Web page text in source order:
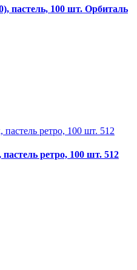
пастель, 100 шт. Орбиталь
ретро, 100 шт. 512